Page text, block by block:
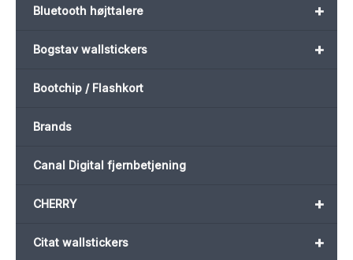
+
Bluetooth højttalere
+
Bogstav wallstickers
Bootchip / Flashkort
Brands
Canal Digital fjernbetjening
+
CHERRY
+
Citat wallstickers